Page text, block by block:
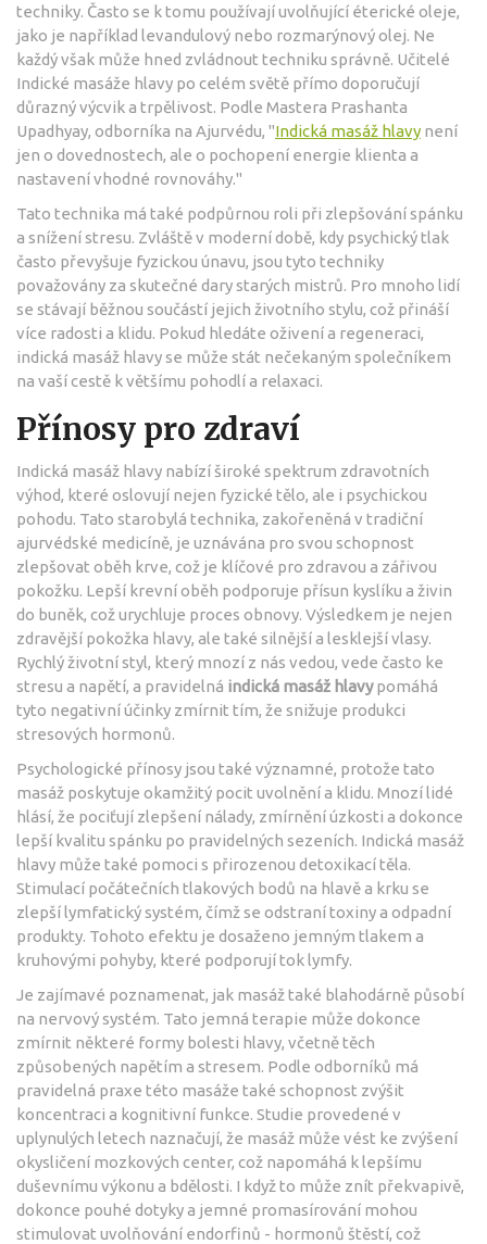
techniky. Často se k tomu používají uvolňující éterické oleje,
jako je například levandulový nebo rozmarýnový olej. Ne
každý však může hned zvládnout techniku správně. Učitelé
Indické masáže hlavy po celém světě přímo doporučují
důrazný výcvik a trpělivost. Podle Mastera Prashanta
Upadhyay, odborníka na Ajurvédu, "Indická masáž hlavy není
jen o dovednostech, ale o pochopení energie klienta a
nastavení vhodné rovnováhy."
Tato technika má také podpůrnou roli při zlepšování spánku
a snížení stresu. Zvláště v moderní době, kdy psychický tlak
často převyšuje fyzickou únavu, jsou tyto techniky
považovány za skutečné dary starých mistrů. Pro mnoho lidí
se stávají běžnou součástí jejich životního stylu, což přináší
více radosti a klidu. Pokud hledáte oživení a regeneraci,
indická masáž hlavy se může stát nečekaným společníkem
na vaší cestě k většímu pohodlí a relaxaci.
Přínosy pro zdraví
Indická masáž hlavy nabízí široké spektrum zdravotních
výhod, které oslovují nejen fyzické tělo, ale i psychickou
pohodu. Tato starobylá technika, zakořeněná v tradiční
ajurvédské medicíně, je uznávána pro svou schopnost
zlepšovat oběh krve, což je klíčové pro zdravou a zářivou
pokožku. Lepší krevní oběh podporuje přísun kyslíku a živin
do buněk, což urychluje proces obnovy. Výsledkem je nejen
zdravější pokožka hlavy, ale také silnější a lesklejší vlasy.
Rychlý životní styl, který mnozí z nás vedou, vede často ke
stresu a napětí, a pravidelná indická masáž hlavypomáhá
tyto negativní účinky zmírnit tím, že snižuje produkci
stresových hormonů.
Psychologické přínosy jsou také významné, protože tato
masáž poskytuje okamžitý pocit uvolnění a klidu. Mnozí lidé
hlásí, že pociťují zlepšení nálady, zmírnění úzkosti a dokonce
lepší kvalitu spánku po pravidelných sezeních. Indická masáž
hlavy může také pomoci s přirozenou detoxikací těla.
Stimulací počátečních tlakových bodů na hlavě a krku se
zlepší lymfatický systém, čímž se odstraní toxiny a odpadní
produkty. Tohoto efektu je dosaženo jemným tlakem a
kruhovými pohyby, které podporují tok lymfy.
Je zajímavé poznamenat, jak masáž také blahodárně působí
na nervový systém. Tato jemná terapie může dokonce
zmírnit některé formy bolesti hlavy, včetně těch
způsobených napětím a stresem. Podle odborníků má
pravidelná praxe této masáže také schopnost zvýšit
koncentraci a kognitivní funkce. Studie provedené v
uplynulých letech naznačují, že masáž může vést ke zvýšení
okysličení mozkových center, což napomáhá k lepšímu
duševnímu výkonu a bdělosti. I když to může znít překvapivě,
dokonce pouhé dotyky a jemné promasírování mohou
stimulovat uvolňování endorfinů - hormonů štěstí, což